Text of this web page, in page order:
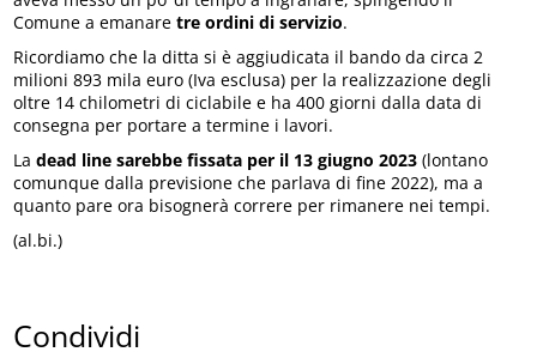
Comune a emanaretre ordini di servizio.
Ricordiamo che la ditta si è aggiudicata il bando da circa 2
milioni 893 mila euro (Iva esclusa) per la realizzazione degli
oltre 14 chilometri di ciclabile e ha 400 giorni dalla data di
consegna per portare a termine i lavori.
Ladead line sarebbe fissata per il 13 giugno 2023 (lontano
comunque dalla previsione che parlava di fine 2022), ma a
quanto pare ora bisognerà correre per rimanere nei tempi.
(al.bi.)
Condividi